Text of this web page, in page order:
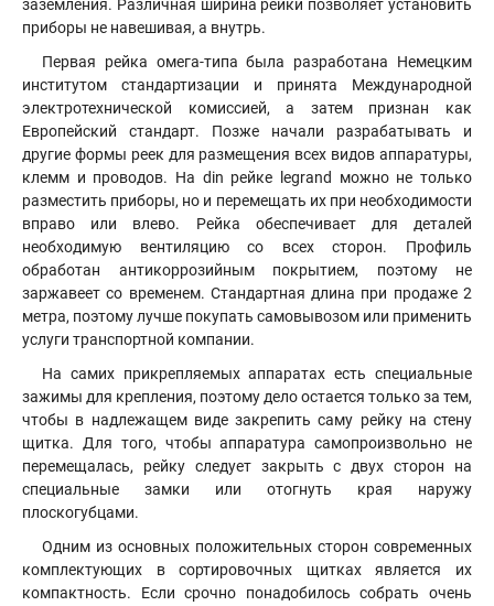
заземления. Различная ширина рейки позволяет установить
приборы не навешивая, а внутрь.
Первая рейка омега-типа была разработана Немецким
институтом стандартизации и принята Международной
электротехнической комиссией, а затем признан как
Европейский стандарт. Позже начали разрабатывать и
другие формы реек для размещения всех видов аппаратуры,
клемм и проводов. На din рейке legrand можно не только
разместить приборы, но и перемещать их при необходимости
вправо или влево. Рейка обеспечивает для деталей
необходимую вентиляцию со всех сторон. Профиль
обработан антикоррозийным покрытием, поэтому не
заржавеет со временем. Стандартная длина при продаже 2
метра, поэтому лучше покупать самовывозом или применить
услуги транспортной компании.
На самих прикрепляемых аппаратах есть специальные
зажимы для крепления, поэтому дело остается только за тем,
чтобы в надлежащем виде закрепить саму рейку на стену
щитка. Для того, чтобы аппаратура самопроизвольно не
перемещалась, рейку следует закрыть с двух сторон на
специальные замки или отогнуть края наружу
плоскогубцами.
Одним из основных положительных сторон современных
комплектующих в сортировочных щитках является их
компактность. Если срочно понадобилось собрать очень